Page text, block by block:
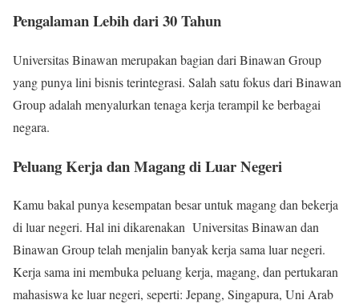
Pengalaman Lebih dari 30 Tahun
Universitas Binawan merupakan bagian dari Binawan Group
yang punya lini bisnis terintegrasi. Salah satu fokus dari Binawan
Group adalah menyalurkan tenaga kerja terampil ke berbagai
negara.
Peluang Kerja dan Magang di Luar Negeri
Kamu bakal punya kesempatan besar untuk magang dan bekerja
di luar negeri. Hal ini dikarenakan Universitas Binawan dan
Binawan Group telah menjalin banyak kerja sama luar negeri.
Kerja sama ini membuka peluang kerja, magang, dan pertukaran
mahasiswa ke luar negeri, seperti: Jepang, Singapura, Uni Arab